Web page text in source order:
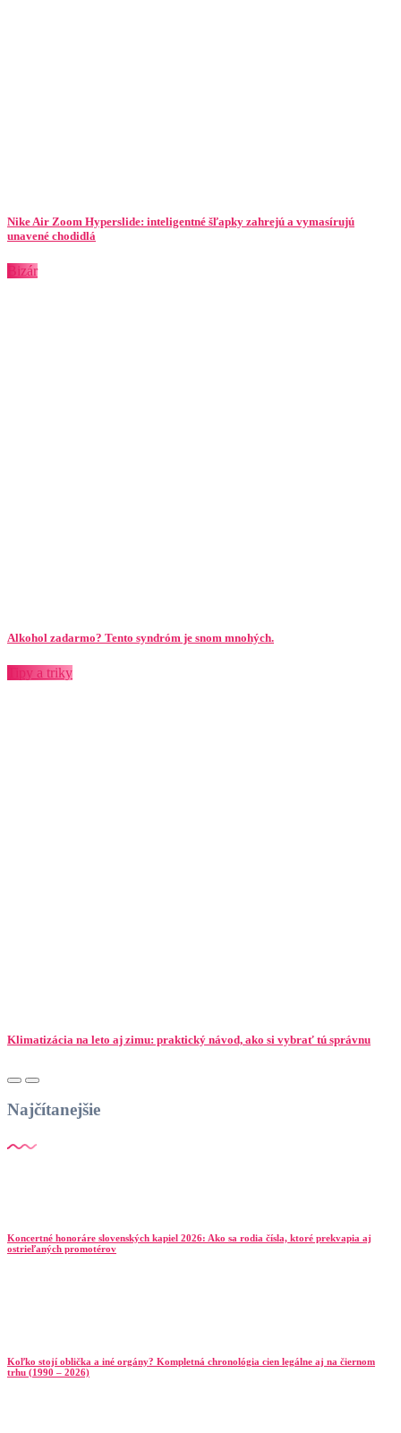
Nike Air Zoom Hyperslide: inteligentné šľapky zahrejú a vymasírujú
unavené chodidlá
Bizár
Alkohol zadarmo? Tento syndróm je snom mnohých.
Tipy a triky
Klimatizácia na leto aj zimu: praktický návod, ako si vybrať tú správnu
Najčítanejšie
Koncertné honoráre slovenských kapiel 2026: Ako sa rodia čísla, ktoré prekvapia aj
ostrieľaných promotérov
Koľko stojí oblička a iné orgány? Kompletná chronológia cien legálne aj na čiernom
trhu (1990 – 2026)